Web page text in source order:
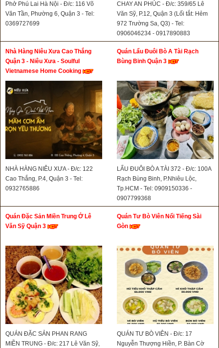
Phở Phú Lai Hà Nội - Đ/c: 116 Võ
Văn Tần, Phường 6, Quận 3 - Tel:
0369727699
CHAY AN PHÚC - Đ/c: 359/65 Lê
Văn Sỹ, P.12, Quận 3 (Lối tắt: Hẻm
972 Trường Sa, Q3) - Tel:
0906046234 - 0917890883
Nhà Hàng Niêu Xưa Cao Thắng
Quận 3 - Niêu Xưa - Soulful
Vietnamese Home Cooking
NHÀ HÀNG NIÊU XƯA - Đ/c: 122
Cao Thắng, P.4, Quận 3 - Tel:
0932765886
Quán Lẩu Đuôi Bò A Tài Rạch
Bùng Binh Quận 3
LẨU ĐUÔI BÒ A TÀI 372 - Đ/c: 100A
Rạch Bùng Binh, P.Nhiêu Lộc,
Tp.HCM - Tel: 0909150336 -
0907799368
Quán Đặc Sản Miền Trung Ở Lê
Văn Sỹ Quận 3
QUÁN ĐẶC SẢN PHAN RANG
MIỀN TRUNG - Đ/c: 217 Lê Văn Sỹ,
Quán Tư Bò Viên Nổi Tiếng Sài
Gòn
QUÁN TƯ BÒ VIÊN - Đ/c: 17
Nguyễn Thượng Hiền, P. Bàn Cờ